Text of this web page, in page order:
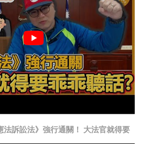
法訴訟法》強行通關！ 大法官就得要